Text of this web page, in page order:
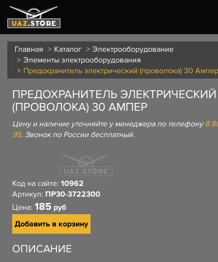
Главная Каталог
Электрооборудование
Элементы электрооборудования
Предохранитель электрический (проволока) 30 Ампер
ПРЕДОХРАНИТЕЛЬ ЭЛЕКТРИЧЕСКИЙ
(ПРОВОЛОКА) 30 АМПЕР
Цену и наличие уточняйте у менеджера по телефону8
95. Звонок по России бесплатный.
Код на сайте: 10962
Артикул: ПР30-3722300
Цена: 185 руб
Добавить в корзину
ОПИСАНИЕ